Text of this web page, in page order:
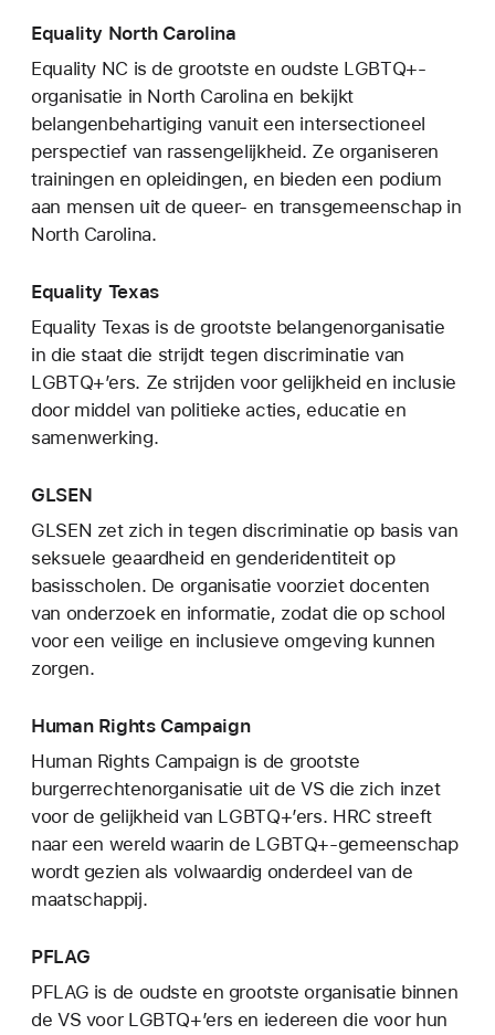
Equality North Carolina
Equality NC is de grootste en oudste LGBTQ+-
organisatie in North Carolina en bekijkt
belangenbehartiging vanuit een intersectioneel
perspectief van rassengelijkheid. Ze organiseren
trainingen en opleidingen, en bieden een podium
aan mensen uit de queer- en transgemeenschap in
North Carolina.
Equality Texas
Equality Texas is de grootste belangenorganisatie
in die staat die strijdt tegen discriminatie van
LGBTQ+’ers. Ze strijden voor gelijkheid en inclusie
door middel van politieke acties, educatie en
samenwerking.
GLSEN
GLSEN zet zich in tegen discriminatie op basis van
seksuele geaardheid en genderidentiteit op
basisscholen. De organisatie voorziet docenten
van onderzoek en informatie, zodat die op school
voor een veilige en inclusieve omgeving kunnen
zorgen.
Human Rights Campaign
Human Rights Campaign is de grootste
burgerrechtenorganisatie uit de VS die zich inzet
voor de gelijkheid van LGBTQ+’ers. HRC streeft
naar een wereld waarin de LGBTQ+-gemeenschap
wordt gezien als volwaardig onderdeel van de
maatschappij.
PFLAG
PFLAG is de oudste en grootste organisatie binnen
de VS voor LGBTQ+’ers en iedereen die voor hun